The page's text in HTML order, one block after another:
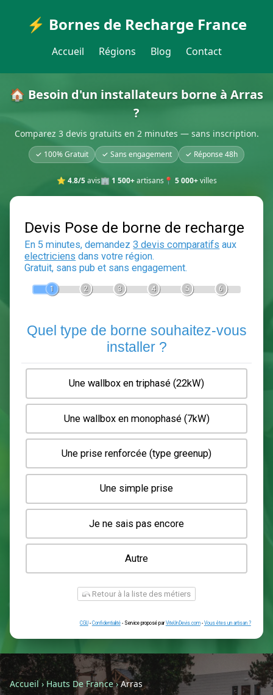
⚡ Bornes de Recharge France
Accueil Régions Blog Contact
🏠 Besoin d'un installateurs borne à Arras
?
Comparez 3 devis gratuits en 2 minutes — sans inscription.
✓ 100% Gratuit ✓ Sans engagement ✓ Réponse 48h
⭐ 4.8/5avis🏢 1 500+artisans 📍 5 000+villes
Devis Pose de borne de
En 5 minutes, demandez3 devis comparatifs
Gratuit, sans pub et sans engagement.
2 3 6
Quel type de borne souhaitez-
installer ?
Une wallbox en triphasé (22kW)
Une wallbox en monophasé (7kW)
Une prise renforcée (type greenup)
Une simple prise
Je ne sais pas encore
Autre
Accueil› Hauts De France›Arras